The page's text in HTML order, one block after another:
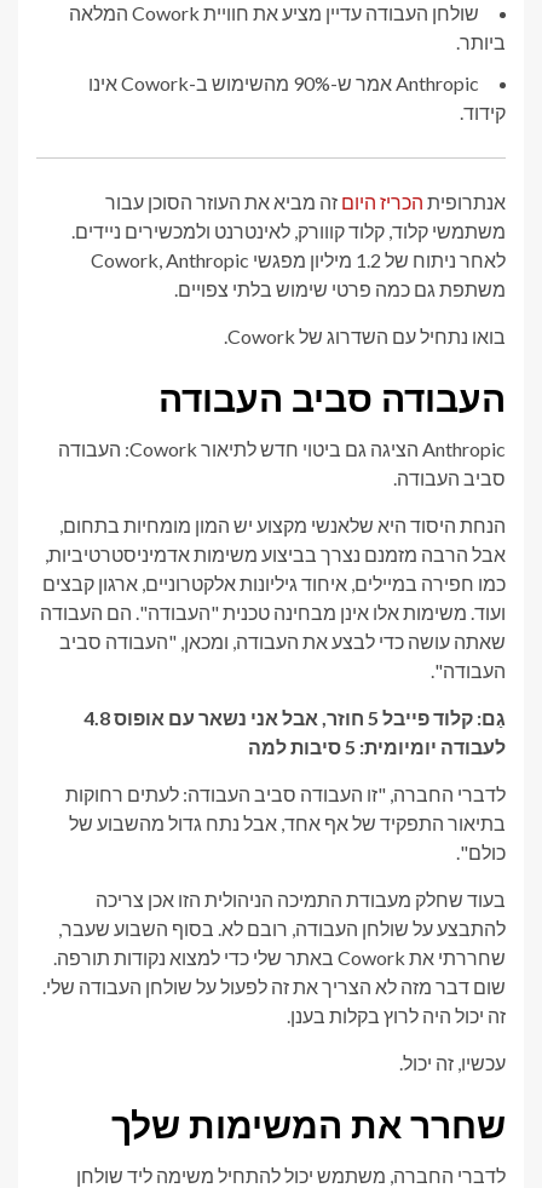
שולחן העבודה עדיין מציע את חוויית Cowork המלאה
ביותר.
Anthropic אמר ש-90% מהשימוש ב-Cowork אינו
קידוד.
אנתרופית הכריז היום זה מביא את העוזר הסוכן עבור
משתמשי קלוד, קלוד קווורק, לאינטרנט ולמכשירים ניידים.
לאחר ניתוח של 1.2 מיליון מפגשי Cowork, Anthropic
משתפת גם כמה פרטי שימוש בלתי צפויים.
בואו נתחיל עם השדרוג של Cowork.
העבודה סביב העבודה
Anthropic הציגה גם ביטוי חדש לתיאור Cowork: העבודה
סביב העבודה.
הנחת היסוד היא שלאנשי מקצוע יש המון מומחיות בתחום,
אבל הרבה מזמנם נצרך בביצוע משימות אדמיניסטרטיביות,
כמו חפירה במיילים, איחוד גיליונות אלקטרוניים, ארגון קבצים
ועוד. משימות אלו אינן מבחינה טכנית "העבודה". הם העבודה
שאתה עושה כדי לבצע את העבודה, ומכאן, "העבודה סביב
העבודה".
גַם:
קלוד פייבל 5 חוזר, אבל אני נשאר עם אופוס 4.8
לעבודה יומיומית: 5 סיבות למה
לדברי החברה, "זו העבודה סביב העבודה: לעתים רחוקות
בתיאור התפקיד של אף אחד, אבל נתח גדול מהשבוע של
כולם".
בעוד שחלק מעבודת התמיכה הניהולית הזו אכן צריכה
להתבצע על שולחן העבודה, רובם לא. בסוף השבוע שעבר,
שחררתי את Cowork באתר שלי כדי למצוא נקודות תורפה.
שום דבר מזה לא הצריך את זה לפעול על שולחן העבודה שלי.
זה יכול היה לרוץ בקלות בענן.
עכשיו, זה יכול.
שחרר את המשימות שלך
לדברי החברה, משתמש יכול להתחיל משימה ליד שולחן